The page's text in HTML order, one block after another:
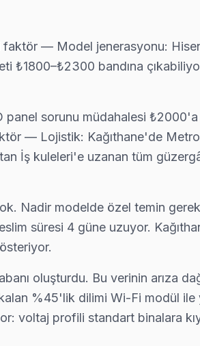
— bu taahhüdümüz.
ile geliyor, çoğu arıza yerinde çözülüyor.
ekibimiz bu arızayı yerinde
faktör — Model jenerasyonu:
₺1800–₺2300 bandına
sorunu müdahalesi
— Lojistik: Kağıthane'de
İş kuleleri'e uzanan tüm
Nadir modelde özel temin
süresi 4 güne uzuyor.
oluşturdu. Bu verinin arıza
%45'lik dilimi Wi-Fi modül ile
voltaj profili standart binalara